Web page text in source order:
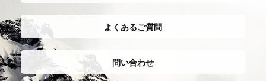
よくあるご質問
問い合わせ